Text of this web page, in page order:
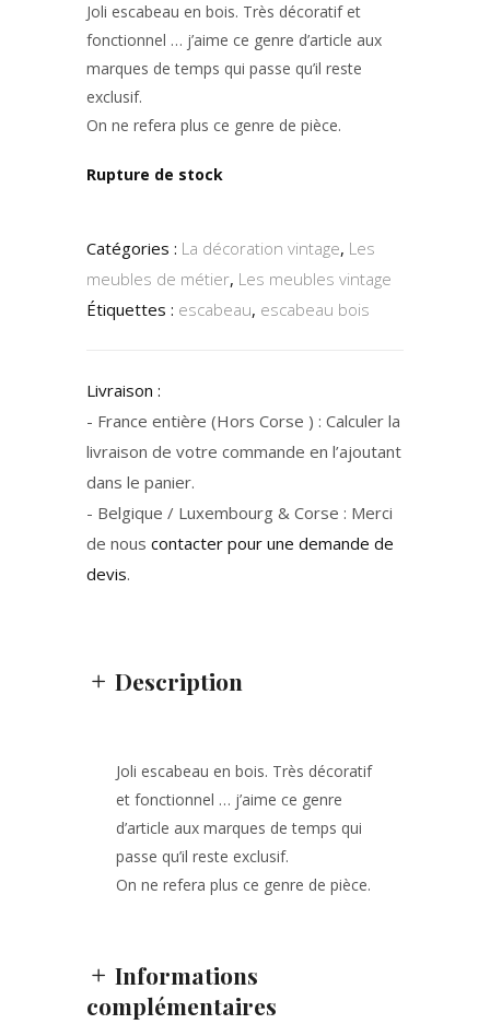
Joli escabeau en bois. Très décoratif et
fonctionnel … j’aime ce genre d’article aux
marques de temps qui passe qu’il reste
exclusif.
On ne refera plus ce genre de pièce.
Rupture de stock
Catégories : La décoration vintage, Les
meubles de métier, Les meubles vintage
Étiquettes : escabeau, escabeau bois
Livraison :
- France entière (Hors Corse ) : Calculer la
livraison de votre commande en l’ajoutant
dans le panier.
- Belgique / Luxembourg & Corse : Merci
de nous contacter pour une demande de
devis.
Description
Joli escabeau en bois. Très décoratif
et fonctionnel … j’aime ce genre
d’article aux marques de temps qui
passe qu’il reste exclusif.
On ne refera plus ce genre de pièce.
Informations
complémentaires